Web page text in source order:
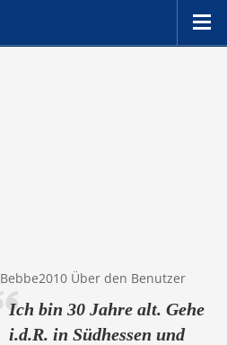
Bebbe2010 Über den Benutzer
Ich bin 30 Jahre alt. Gehe
i.d.R. in Südhessen und